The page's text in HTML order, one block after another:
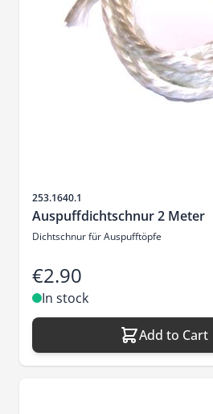
Sku
253.1640.1
Auspuffdichtschnur 2 Meter
Dichtschnur für Auspufftöpfe
€2.90
In stock
Add to Cart